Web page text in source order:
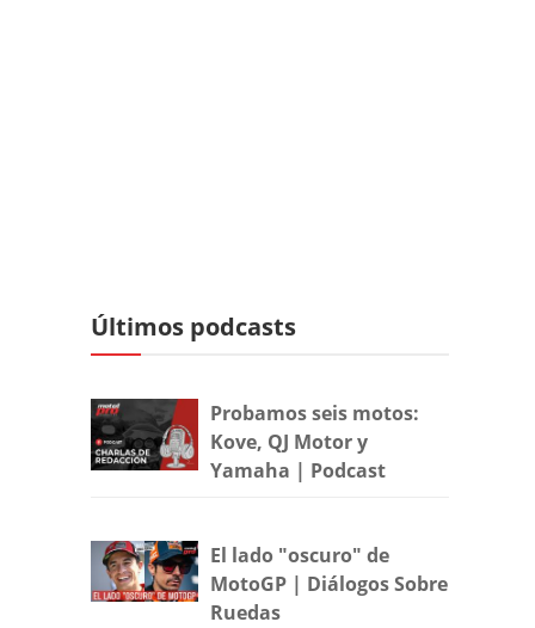
Últimos podcasts
Probamos seis motos:
Kove, QJ Motor y
Yamaha | Podcast
El lado "oscuro" de
MotoGP | Diálogos Sobre
Ruedas